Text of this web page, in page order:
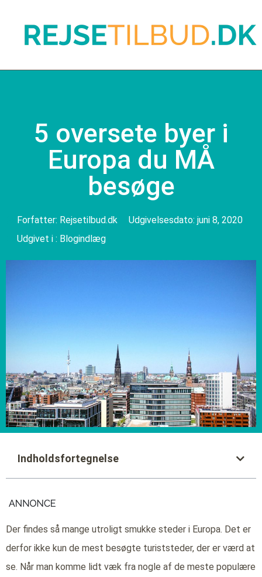
5 oversete byer i
Europa du MÅ
besøge
Forfatter: Rejsetilbud.dk Udgivelsesdato: juni 8, 2020
Udgivet i : Blogindlæg
Indholdsfortegnelse
Der findes så mange utroligt smukke steder i Europa. Det er
derfor ikke kun de mest besøgte turiststeder, der er værd at
se. Når man komme lidt væk fra nogle af de meste populære